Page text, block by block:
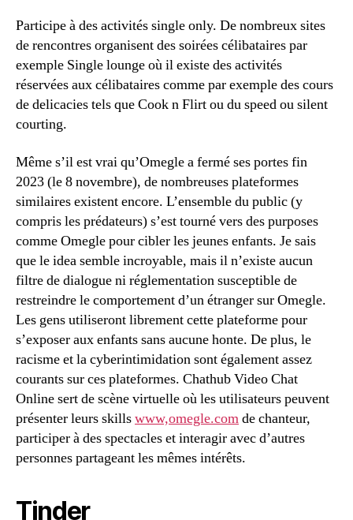
Participe à des activités single only. De nombreux sites
de rencontres organisent des soirées célibataires par
exemple Single lounge où il existe des activités
réservées aux célibataires comme par exemple des cours
de delicacies tels que Cook n Flirt ou du speed ou silent
courting.
Même s’il est vrai qu’Omegle a fermé ses portes fin
2023 (le 8 novembre), de nombreuses plateformes
similaires existent encore. L’ensemble du public (y
compris les prédateurs) s’est tourné vers des purposes
comme Omegle pour cibler les jeunes enfants. Je sais
que le idea semble incroyable, mais il n’existe aucun
filtre de dialogue ni réglementation susceptible de
restreindre le comportement d’un étranger sur Omegle.
Les gens utiliseront librement cette plateforme pour
s’exposer aux enfants sans aucune honte. De plus, le
racisme et la cyberintimidation sont également assez
courants sur ces plateformes. Chathub Video Chat
Online sert de scène virtuelle où les utilisateurs peuvent
présenter leurs skillswww,omegle.comde chanteur,
participer à des spectacles et interagir avec d’autres
personnes partageant les mêmes intérêts.
Tinder